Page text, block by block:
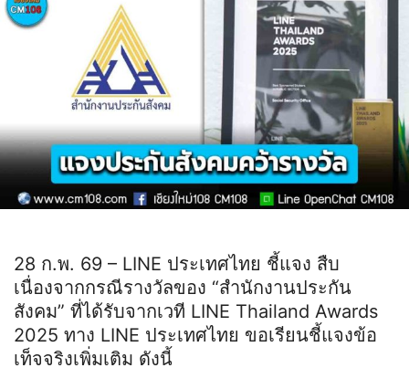
28 ก.พ. 69 – LINE ประเทศไทย ชี้แจง สืบ
เนื่องจากกรณีรางวัลของ “สำนักงานประกัน
สังคม” ที่ได้รับจากเวที LINE Thailand Awards
2025 ทาง LINE ประเทศไทย ขอเรียนชี้แจงข้อ
เท็จจริงเพิ่มเติม ดังนี้